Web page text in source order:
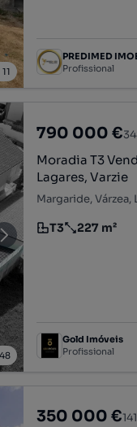
11
PREDIMED
Profissional
48
790 000 €
Moradia T3
Lagares, Varzie
Margaride, Várzea,
Tipologia
T3
Preço por metro
227 m²
Gold Imóveis
Profissional
350 000 €